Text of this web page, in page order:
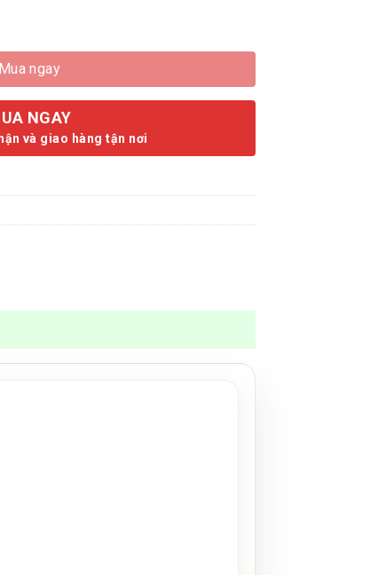
- 1 Tôm 2 Lá Chuẩn VietGAP (100g-500g) số lượng
Mua ngay
NGAY
và giao hàng tận nơi